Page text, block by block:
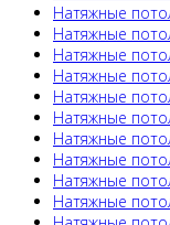
Натяжные
Натяжные
Натяжные
Натяжные
Натяжные
Натяжные
Натяжные
Натяжные
Натяжные
Натяжные